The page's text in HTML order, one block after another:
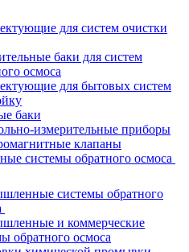
для систем очистки
баки для систем
осмоса
для бытовых систем
баки
измерительные приборы
клапаны
системы обратного осмоса
системы обратного
и коммерческие
обратного осмоса